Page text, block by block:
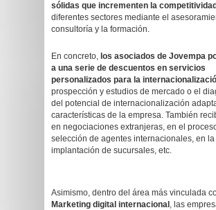
sólidas que incrementen la competitividad
diferentes sectores mediante el
consultoría y la formación.
En concreto, los asociados de Jovempa
a una serie de descuentos en servicios
personalizados para la
prospección y estudios de mercado o el
del potencial de internacionalización
características de la empresa. También
en negociaciones extranjeras, en el
selección de agentes internacionales, en la
implantación de sucursales, etc.
Asimismo, dentro del área más vinculada
Marketing digital internacional , las